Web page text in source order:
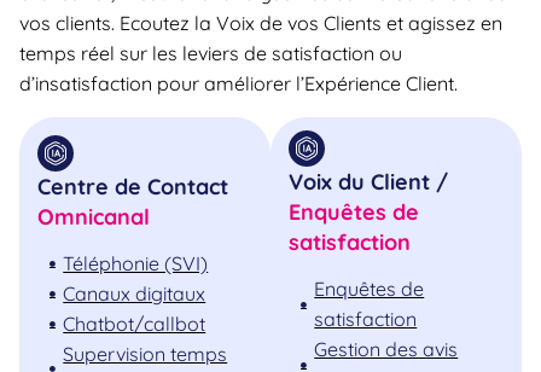
vos clients. Ecoutez la Voix de vos Clients et agissez en
temps réel sur les leviers de satisfaction ou
d’insatisfaction pour améliorer l’Expérience Client.
Centre de Contact
Omnicanal
Téléphonie (SVI)
Canaux digitaux
Chatbot/callbot
Supervision temps
Voix du Client /
Enquêtes de
satisfaction
Enquêtes de
satisfaction
Gestion des avis